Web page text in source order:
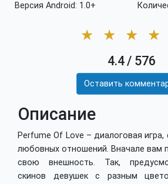
Версия Android: 1.0+
★ ★ ★ ★
4.4/ 576
Оставить
Описание
Perfume Of Love – диалоговая игра,
любовных отношений. Вначале вам
свою внешность. Так,
скинов девушек с разным